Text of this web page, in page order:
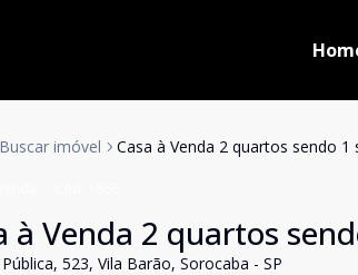
Buscar imóvel Casa à Venda 2 quartos sendo
à Venda 2 quartos
523, Vila Barão, Sorocaba - SP